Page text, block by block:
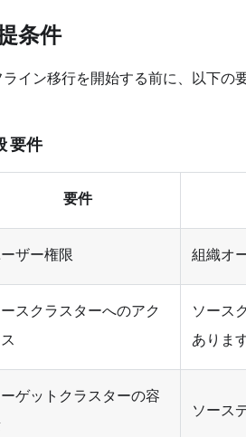
条件
ライン移行を開始する前に、以下の
要件
要件
ザー権限 組織オ
スクラスターへのアク
ソース
ありま
ゲットクラスターの容
ソース